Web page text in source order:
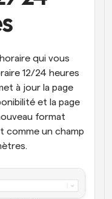
se passe
qui vous
12/24 heures
à jour la page
et la page
format
comme un champ